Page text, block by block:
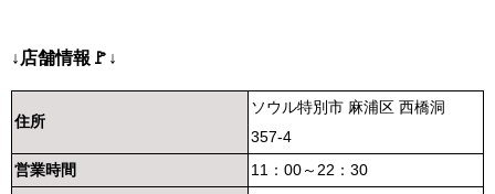
↓店舗情報🚩↓
住所
ソウル特別市 麻浦区 西橋洞
357-4
営業時間
11：00～22：30